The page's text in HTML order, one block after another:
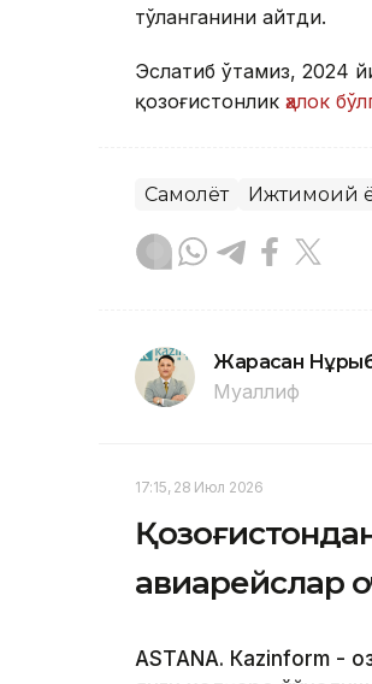
тўланганини айтди.
Эслатиб ўтамиз, 2024
қозоғистонлик ҳалок
Самолёт Ижтимоий
Жарасқан
Муаллиф
17:15, 28 Июл 2026
авиарейслар
ASTANА. Кazinform -